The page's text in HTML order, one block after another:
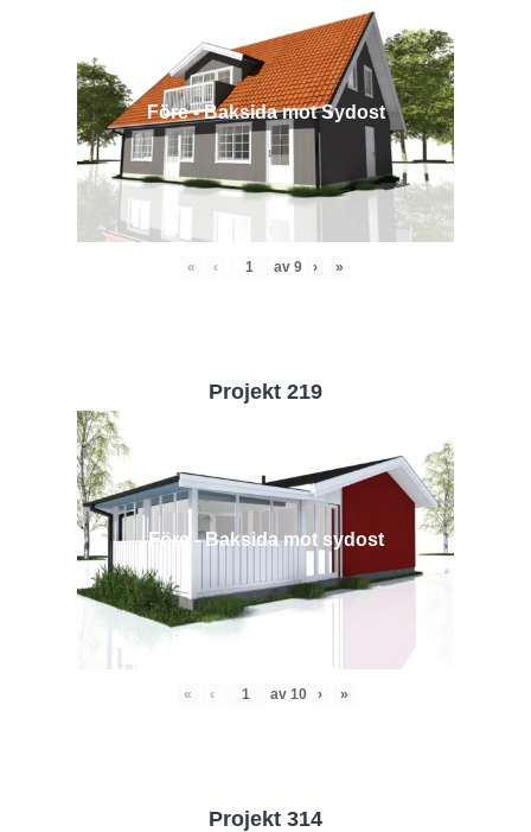
Före - Baksida mot Sydost
« ‹ av 9 › »
Projekt 219
Före - Baksida mot sydost
« ‹ av 10 › »
Projekt 314